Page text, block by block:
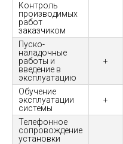
Контроль
производимых
работ
заказчиком
Пуско-
наладочные
работы и
введение в
эксплуатацию
+
Обучение
эксплуатации
системы
+
Телефонное
сопровождение
установки